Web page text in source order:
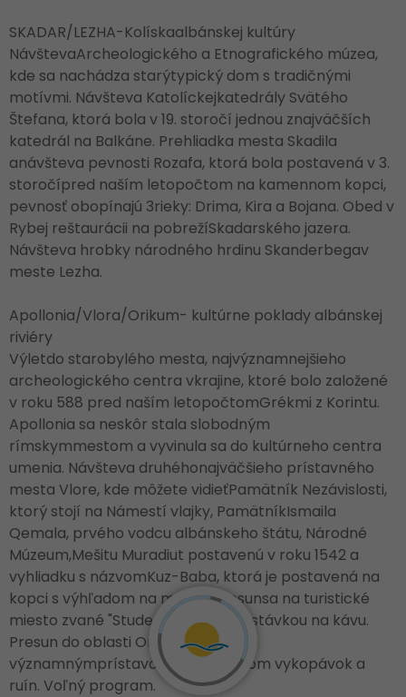
SKADAR/LEZHA-Kolískaalbánskej kultúry
NávštevaArcheologického a Etnografického múzea,
kde sa nachádza starýtypický dom s tradičnými
motívmi. Návšteva Katolíckejkatedrály Svätého
Štefana, ktorá bola v 19. storočí jednou znajväčších
katedrál na Balkáne. Prehliadka mesta Skadila
anávšteva pevnosti Rozafa, ktorá bola postavená v 3.
storočípred naším letopočtom na kamennom kopci,
pevnosť obopínajú 3rieky: Drima, Kira a Bojana. Obed v
Rybej reštaurácii na pobrežíSkadarského jazera.
Návšteva hrobky národného hrdinu Skanderbegav
meste Lezha.
Apollonia/Vlora/Orikum- kultúrne poklady albánskej
riviéry
Výletdo starobylého mesta, najvýznamnejšieho
archeologického centra vkrajine, ktoré bolo založené
v roku 588 pred naším letopočtomGrékmi z Korintu.
Apollonia sa neskôr stala slobodným
rímskymmestom a vyvinula sa do kultúrneho centra
umenia. Návšteva druhéhonajväčšieho prístavného
mesta Vlore, kde môžete vidieťPamätník Nezávislosti,
ktorý stojí na Námestí vlajky, PamätníkIsmaila
Qemala, prvého vodcu albánskeho štátu, Národné
Múzeum,Mešitu Muradiut postavenú v roku 1542 a
vyhliadku s názvomKuz-Baba, ktorá je postavená na
kopci s výhľadom na mesto. Presunsa na turistické
miesto zvané "Studená voda" sprestávkou na kávu.
Presun do oblasti Orikum, ktorá je
významnýmprístavom s množstvom vykopávok a
ruín. Voľný program.